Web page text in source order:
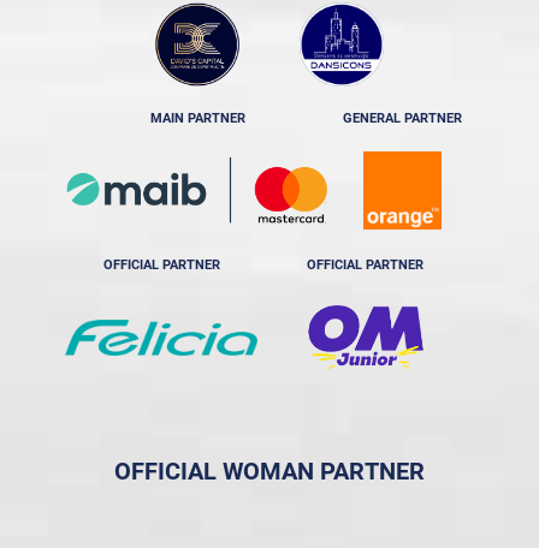
MAIN PARTNER GENERAL PARTNER
OFFICIAL PARTNER OFFICIAL PARTNER
OFFICIAL WOMAN PARTNER